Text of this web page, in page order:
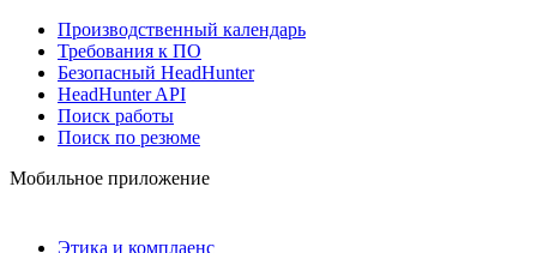
Производственный календарь
Требования к ПО
Безопасный HeadHunter
HeadHunter API
Поиск работы
Поиск по резюме
Мобильное приложение
Этика и комплаенс